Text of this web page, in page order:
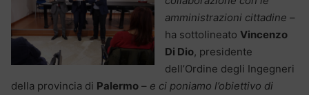
amministrazioni cittadine –
ha sottolineato Vincenzo
Di Dio, presidente
dell’Ordine degli Ingegneri
della provincia di Palermo – e ci poniamo l’obiettivo di